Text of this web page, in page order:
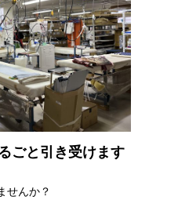
ごと引き受けます
せんか？